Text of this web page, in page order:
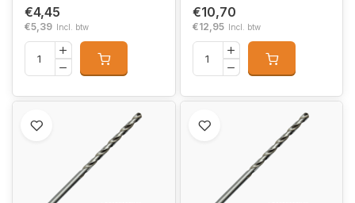
€4,45
€5,39 Incl. btw
€10,70
€12,95 Incl. btw